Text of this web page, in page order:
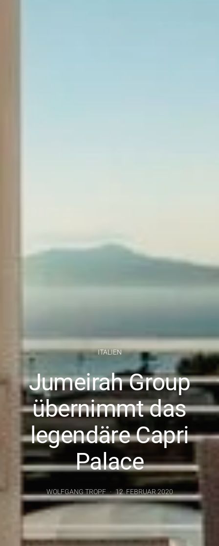
ITALIEN
Jumeirah Group
übernimmt das
legendäre Capri
Palace
WOLFGANG TROPF 12. FEBRUAR 2020